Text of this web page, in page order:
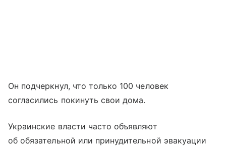
Он подчеркнул, что только 100 человек
согласились покинуть свои дома.
Украинские власти часто объявляют
об обязательной или принудительной эвакуации